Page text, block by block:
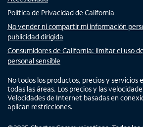
Política de Privacidad de California
No vender ni compartir mi información
publicidad dirigida
Consumidores de California: limitar el uso
personal sensible
No todos los productos, precios y servicios
todas las áreas. Los precios y las
Velocidades de Internet basadas en
aplican restricciones.